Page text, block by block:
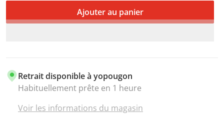
Ajouter au panier
Retrait disponible à yopougon
Habituellement prête en 1 heure
Voir les informations du magasin